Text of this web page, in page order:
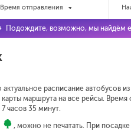
Время отправления
расписание автобусов
карты маршрута на все рейсы. Время
часов 35 минут.
, можно не печатать. При
Подождите, возможно, мы найдём